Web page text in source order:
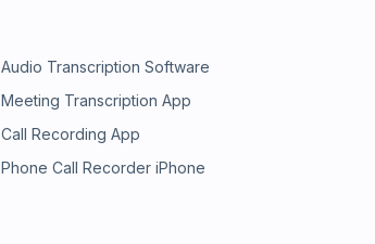
Audio Transcription Software
Meeting Transcription App
Call Recording App
Phone Call Recorder iPhone